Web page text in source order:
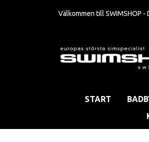
Välkommen till SWIMSHOP -
START